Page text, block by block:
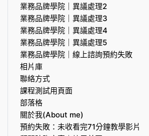
業務品牌學院｜異議處理2
業務品牌學院｜異議處理3
業務品牌學院｜異議處理4
業務品牌學院｜異議處理5
業務品牌學院｜線上諮詢預約失敗
相片庫
聯絡方式
課程測試用頁面
部落格
關於我(About me)
預約失敗：未收看完71分鐘教學影片